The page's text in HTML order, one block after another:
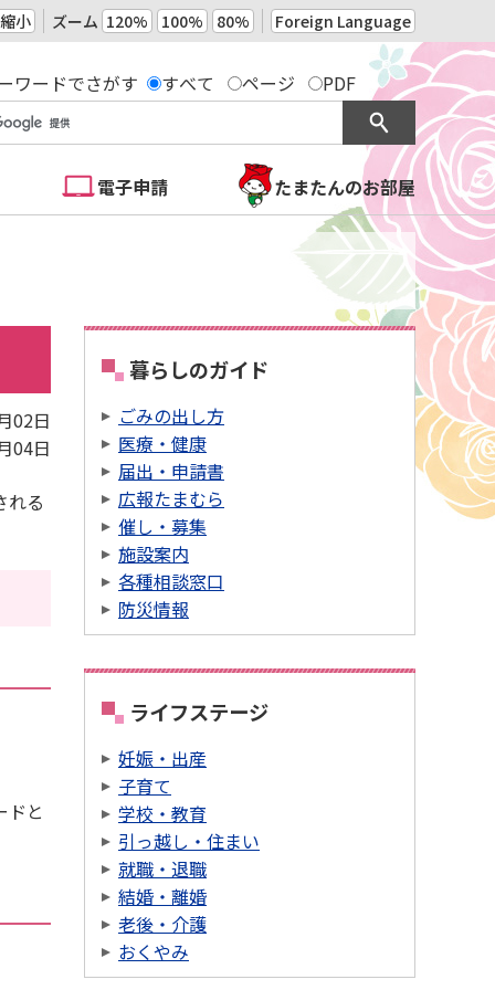
縮小 ズーム 120% 100% 80% Foreign Language
ワードでさがす すべて ページ PDF
電子申請 たまたんのお部屋
02日
04日
れる
ドと
暮らしのガイド
ごみの出し方
医療・健康
届出・申請書
広報たまむら
催し・募集
施設案内
各種相談窓口
防災情報
ライフステージ
妊娠・出産
子育て
学校・教育
引っ越し・住まい
就職・退職
結婚・離婚
老後・介護
おくやみ